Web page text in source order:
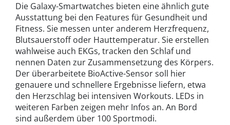
Die Galaxy-Smartwatches bieten eine ähnlich gute
Ausstattung bei den Features für Gesundheit und
Fitness. Sie messen unter anderem Herzfrequenz,
Blutsauerstoff oder Hauttemperatur. Sie erstellen
wahlweise auch EKGs, tracken den Schlaf und
nennen Daten zur Zusammensetzung des Körpers.
Der überarbeitete BioActive-Sensor soll hier
genauere und schnellere Ergebnisse liefern, etwa
den Herzschlag bei intensiven Workouts. LEDs in
weiteren Farben zeigen mehr Infos an. An Bord
sind außerdem über 100 Sportmodi.